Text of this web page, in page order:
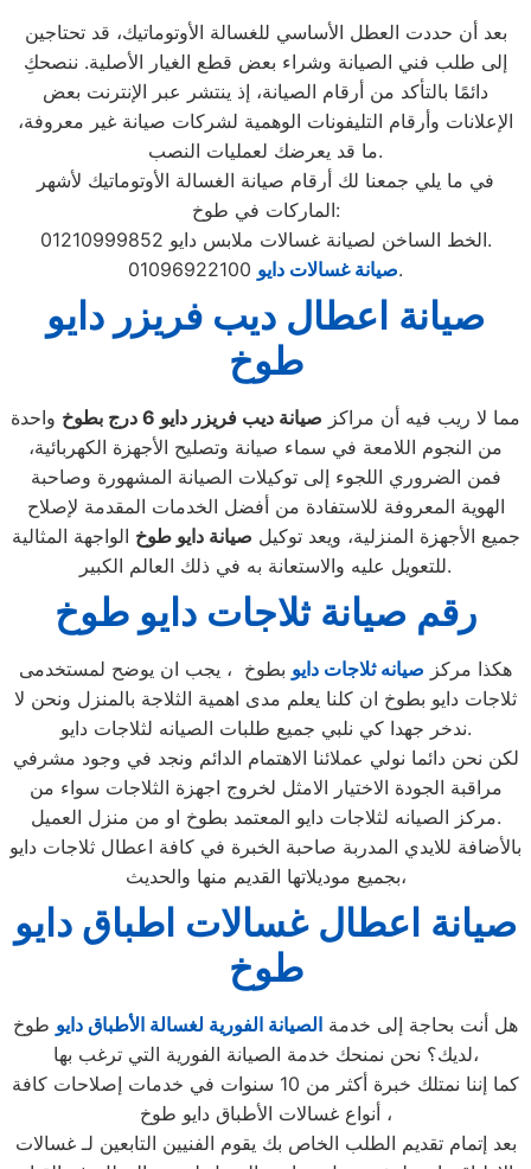
بعد أن حددت العطل الأساسي للغسالة الأوتوماتيك، قد تحتاجين
إلى طلب فني الصيانة وشراء بعض قطع الغيار الأصلية. ننصحكِ
دائمًا بالتأكد من أرقام الصيانة، إذ ينتشر عبر الإنترنت بعض
الإعلانات وأرقام التليفونات الوهمية لشركات صيانة غير معروفة،
ما قد يعرضك لعمليات النصب.
في ما يلي جمعنا لك أرقام صيانة الغسالة الأوتوماتيك لأشهر
الماركات في طوخ:
الخط الساخن لصيانة غسالات ملابس دايو 01210999852.
صيانة غسالات دايو01096922100.
صيانة اعطال ديب فريزر دايو
طوخ
مما لا ريب فيه أن مراكز صيانة ديب فريزر دايو درج بطوخ واحدة
من النجوم اللامعة في سماء صيانة وتصليح الأجهزة الكهربائية،
فمن الضروري اللجوء إلى توكيلات الصيانة المشهورة وصاحبة
الهوية المعروفة للاستفادة من أفضل الخدمات المقدمة لإصلاح
جميع الأجهزة المنزلية، ويعد توكيل صيانة دايو طوخ الواجهة المثالية
للتعويل عليه والاستعانة به في ذلك العالم الكبير.
رقم صيانة ثلاجات دايو طوخ
هكذا مركز صيانه ثلاجات دايو بطوخ ، يجب ان يوضح لمستخدمى
ثلاجات دايو بطوخ ان كلنا يعلم مدى اهمية الثلاجة بالمنزل ونحن لا
ندخر جهدا كي نلبي جميع طلبات الصيانه لثلاجات دايو.
لكن نحن دائما نولي عملائنا الاهتمام الدائم ونجد في وجود مشرفي
مراقبة الجودة الاختيار الامثل لخروج اجهزة الثلاجات سواء من
مركز الصيانه لثلاجات دايو المعتمد بطوخ او من منزل العميل.
بالأضافة للايدي المدربة صاحبة الخبرة في كافة اعطال ثلاجات دايو
بجميع موديلاتها القديم منها والحديث،
صيانة اعطال غسالات اطباق دايو
طوخ
هل أنت بحاجة إلى خدمة الصيانة الفورية لغسالة الأطباق دايو طوخ
لديك؟ نحن نمنحك خدمة الصيانة الفورية التي ترغب بها،
كما إننا نمتلك خبرة أكثر من 10 سنوات في خدمات إصلاحات كافة
أنواع غسالات الأطباق دايو طوخ ،
بعد إتمام تقديم الطلب الخاص بك يقوم الفنيين التابعين لـ غسالات